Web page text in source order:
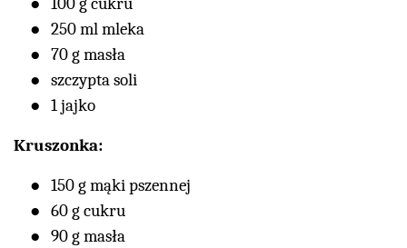
250 ml mleka
70 g masła
szczypta soli
1 jajko
Kruszonka:
150 g mąki pszennej
60 g cukru
90 g masła